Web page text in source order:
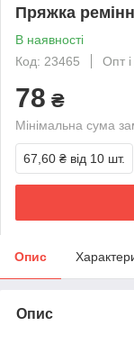
Пряжка
В наявності
Код: 23465
Опт і
78 ₴
Мінімальна сума
67,60 ₴ від 10 шт.
Опис
Опис